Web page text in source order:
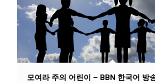
모여라 주의 어린이 – BBN 한국어 방